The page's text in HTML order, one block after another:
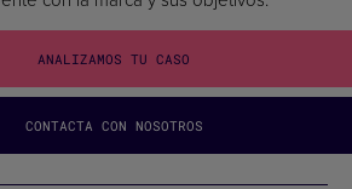
ANALIZAMOS TU CASO
CONTACTA CON NOSOTROS